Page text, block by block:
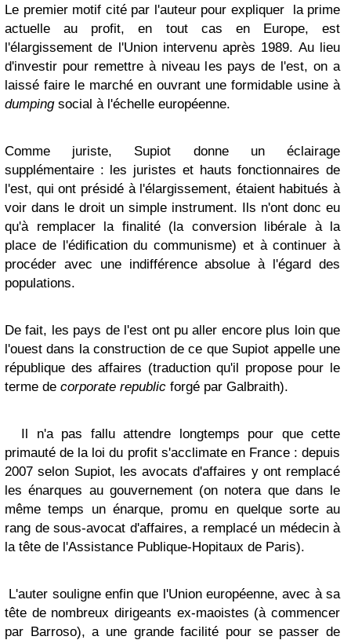
Le premier motif cité par l'auteur pour expliquer la prime
actuelle au profit, en tout cas en Europe, est
l'élargissement de l'Union intervenu après 1989. Au lieu
d'investir pour remettre à niveau les pays de l'est, on a
laissé faire le marché en ouvrant une formidable usine à
dumpingsocial à l'échelle européenne.
Comme juriste, Supiot donne un éclairage
supplémentaire : les juristes et hauts fonctionnaires de
l'est, qui ont présidé à l'élargissement, étaient habitués à
voir dans le droit un simple instrument. Ils n'ont donc eu
qu'à remplacer la finalité (la conversion libérale à la
place de l'édification du communisme) et à continuer à
procéder avec une indifférence absolue à l'égard des
populations.
De fait, les pays de l'est ont pu aller encore plus loin que
l'ouest dans la construction de ce que Supiot appelle une
république des affaires (traduction qu'il propose pour le
terme de corporate republic forgé par Galbraith).
Il n'a pas fallu attendre longtemps pour que cette
primauté de la loi du profit s'acclimate en France : depuis
2007 selon Supiot, les avocats d'affaires y ont remplacé
les énarques au gouvernement (on notera que dans le
même temps un énarque, promu en quelque sorte au
rang de sous-avocat d'affaires, a remplacé un médecin à
la tête de l'Assistance Publique-Hopitaux de Paris).
L'auter souligne enfin que l'Union européenne, avec à sa
tête de nombreux dirigeants ex-maoistes (à commencer
par Barroso), a une grande facilité pour se passer de